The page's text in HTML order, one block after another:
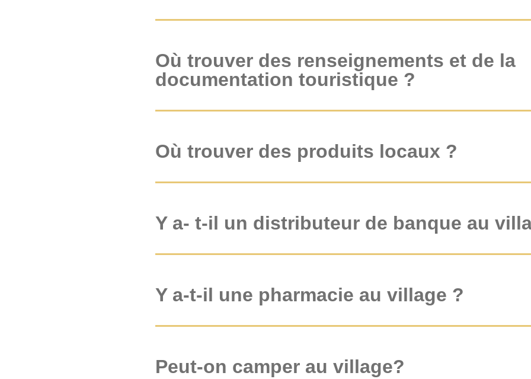
Où trouver des renseignements et de la
documentation touristique ?
Où trouver des produits locaux ?
Y a- t-il un distributeur de banque au
Y a-t-il une pharmacie au village ?
Peut-on camper au village?